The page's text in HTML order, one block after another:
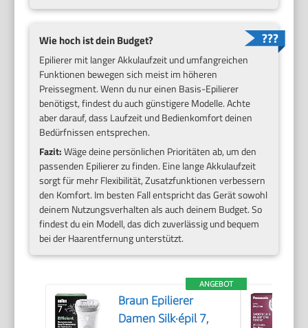
Wie hoch ist dein Budget?
Epilierer mit langer Akkulaufzeit und umfangreichen
Funktionen bewegen sich meist im höheren
Preissegment. Wenn du nur einen Basis-Epilierer
benötigst, findest du auch günstigere Modelle. Achte
aber darauf, dass Laufzeit und Bedienkomfort deinen
Bedürfnissen entsprechen.
Fazit:Wäge deine persönlichen Prioritäten ab, um den
passenden Epilierer zu finden. Eine lange Akkulaufzeit
sorgt für mehr Flexibilität, Zusatzfunktionen verbessern
den Komfort. Im besten Fall entspricht das Gerät sowohl
deinem Nutzungsverhalten als auch deinem Budget. So
findest du ein Modell, das dich zuverlässig und bequem
bei der Haarentfernung unterstützt.
ANGEBOT
Braun Epilierer
Damen Silk·épil 7,